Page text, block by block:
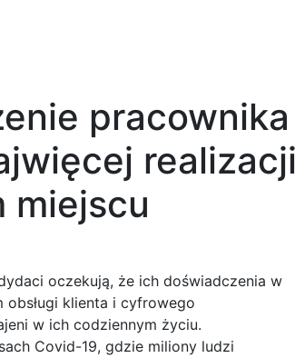
pracownika
realizacji
miejscu
oczekują, że ich doświadczenia w
obsługi klienta i cyfrowego
w ich codziennym życiu.
Covid-19, gdzie miliony ludzi